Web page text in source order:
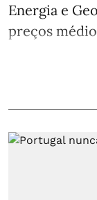
Energia e
preços